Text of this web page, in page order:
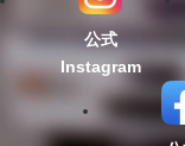
公式
Instagram